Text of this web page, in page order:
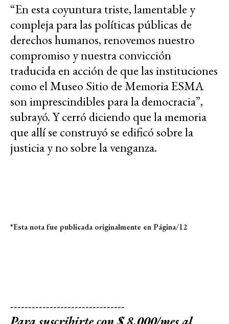
“En esta coyuntura triste, lamentable y
compleja para las políticas públicas de
derechos humanos, renovemos nuestro
compromiso y nuestra convicción
traducida en acción de que las instituciones
como el Museo Sitio de Memoria ESMA
son imprescindibles para la democracia”,
subrayó. Y cerró diciendo que la memoria
que allí se construyó se edificó sobre la
justicia y no sobre la venganza.
*Esta nota fue publicada originalmente en Página/12
--------------------------------